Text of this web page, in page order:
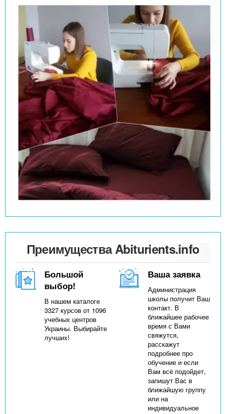
Преимущества Abiturients.info
Большой
выбор!
В нашем каталоге
3327 курсов от 1096
учебных центров
Украины. Выбирайте
лучших!
Ваша заявка
Администрация
школы получит Ваш
контакт. В
ближайшее рабочее
время с Вами
свяжутся,
расскажут
подробнее про
обучение и если
Вам всё подойдет,
запишут Вас в
ближайшую группу
или на
индивидуальное